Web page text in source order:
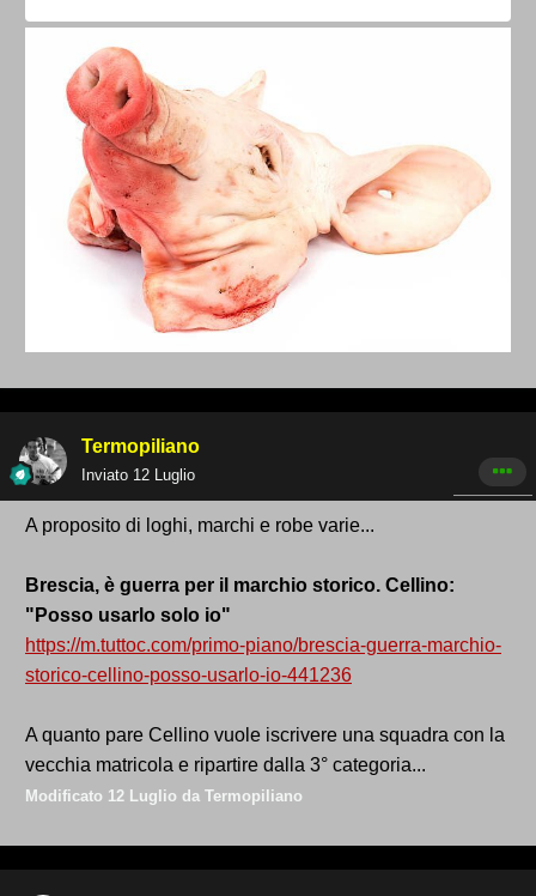
Termopiliano
Inviato 12 Luglio
A proposito di loghi, marchi e robe varie...
Brescia, è guerra per il marchio storico. Cellino:
"Posso usarlo solo io"
https://m.tuttoc.com/primo-piano/brescia-guerra-marchio-
storico-cellino-posso-usarlo-io-441236
A quanto pare Cellino vuole iscrivere una squadra con la
vecchia matricola e ripartire dalla 3° categoria...
Modificato 12 Luglio da Termopiliano